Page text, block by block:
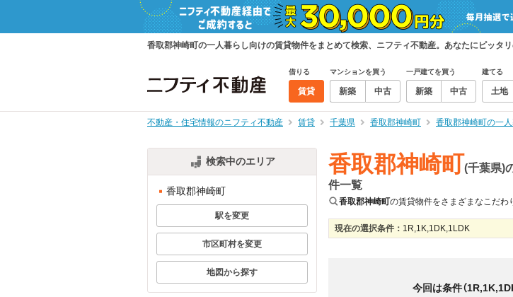
香取郡神崎町の一人暮らし向けの賃貸物件をまとめて検索、ニフティ不動産。あなたにピッタ
借りる
賃貸
マンションを買う
新築 中古
一戸建てを買う
新築 中古
建てる
土地
不動産・住宅情報のニフティ不動産 賃貸 千葉県 香取郡神崎町 香取郡神崎町の一
検索中のエリア
香取郡神崎町
駅を変更
市区町村を変更
地図から探す
香取郡神崎町(千葉県)
件一覧
香取郡神崎町の賃貸物件をさまざまなこだわ
現在の選択条件： 1R,1K,1DK,1LDK
今回は条件（